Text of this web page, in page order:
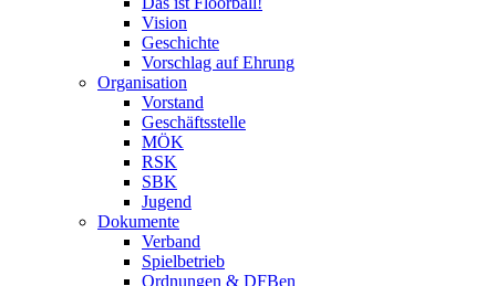
Vision
Geschichte
Vorschlag auf Ehrung
Organisation
Vorstand
Geschäftsstelle
MÖK
RSK
SBK
Jugend
Dokumente
Verband
Spielbetrieb
Ordnungen & DFBen